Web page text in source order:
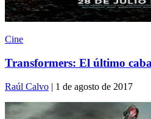
Cine
Transformers: El último
Raúl Calvo | 1 de agosto de 2017